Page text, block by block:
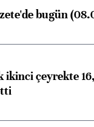
bugün
ikinci çeyrekte